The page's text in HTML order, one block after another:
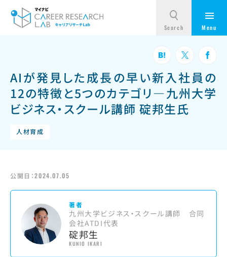
AIが発見した成長の早い新入社員の
12の特徴と5つのカテゴリ—九州大学
ビジネス・スクール講師 碇邦生氏
人材育成
公開日：2024.07.05
著者
九州大学ビジネス・スクール講師 合同
会社ATDI代表
碇邦生
KUNIO IKARI